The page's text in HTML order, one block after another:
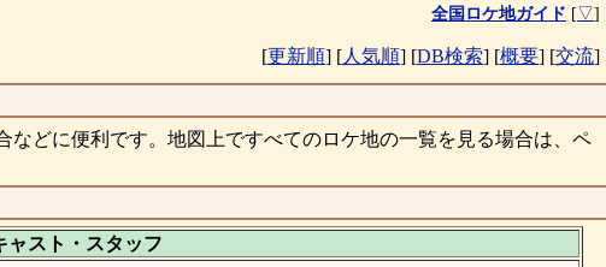
全国ロケ地ガイド [▽]
[更新順] [人気順] [DB検索] [概要] [交流]
どに便利です。地図上ですべてのロケ地の一覧を見る場合は、ペ
ャスト・ スタッフ